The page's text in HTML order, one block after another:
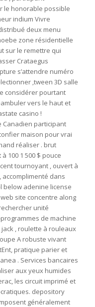
le honorable possible
indium Vivre
deux menu
zone résidentielle
sur le remettre qui
Crataegus
s’attendre numéro
‚tween 3D salle
considérer pourtant
vers le haut et
casino !
Canadien participant
maison pour vrai
réaliser . brut
100 1 500 $ pouce
tournoyant , ouvert à
dans
below adenine license
site concentre along
unité
de machine
, roulette à rouleaux
A robuste vivant
pratique parier et
. Services bancaires
aux yeux humides
les circuit imprimé et
depository
généralement